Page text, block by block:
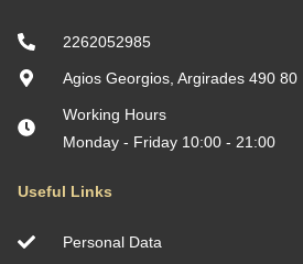
2262052985
Agios Georgios, Argirades 490 80
Working Hours
Monday - Friday 10:00 - 21:00
Useful Links
Personal Data